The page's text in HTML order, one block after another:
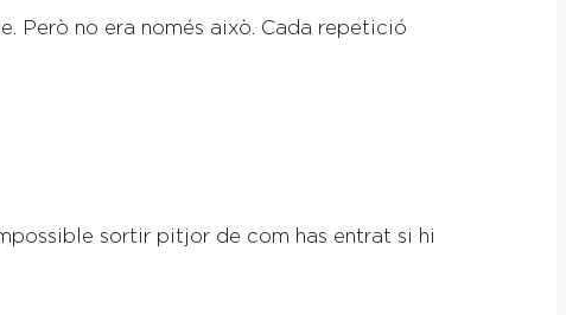
Però no era només això. Cada repetició
sortir pitjor de com has entrat si hi